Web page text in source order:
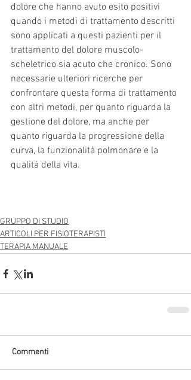
dolore che hanno avuto esito positivi
quando i metodi di trattamento descritti
sono applicati a questi pazienti per il
trattamento del dolore muscolo-
scheletrico sia acuto che cronico. Sono
necessarie ulteriori ricerche per
confrontare questa forma di trattamento
con altri metodi, per quanto riguarda la
gestione del dolore, ma anche per
quanto riguarda la progressione della
curva, la funzionalità polmonare e la
qualità della vita.
GRUPPO DI STUDIO
ARTICOLI PER FISIOTERAPISTI
TERAPIA MANUALE
Commenti